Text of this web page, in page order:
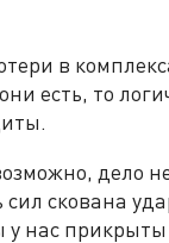
в
есть, то
дело
сил скована
нас